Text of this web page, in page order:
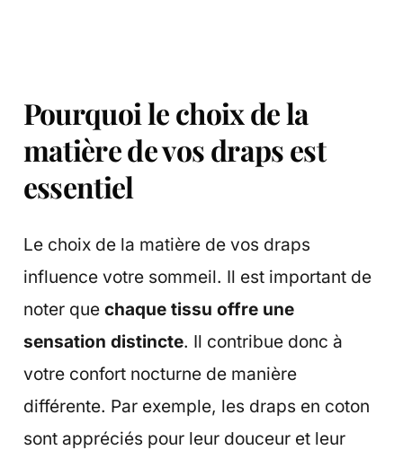
Pourquoi le choix de la
matière de vos draps est
essentiel
Le choix de la matière de vos draps
influence votre sommeil. Il est important de
noter que chaque tissu offre une
sensation distincte. Il contribue donc à
votre confort nocturne de manière
différente. Par exemple, les draps en coton
sont appréciés pour leur douceur et leur